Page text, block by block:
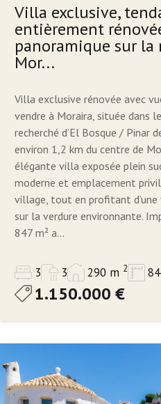
Villa exclusive,
entièrement
panoramique sur la
Mor...
Villa exclusive rénovée avec
vendre à Moraira, située dans
recherché d’El Bosque / Pinar
environ 1,2 km du centre de
élégante villa exposée plein
moderne et emplacement
village, tout en profitant d’une
sur la verdure environnante.
847 m² a...
3 3 290 m 2
1.150.000 €